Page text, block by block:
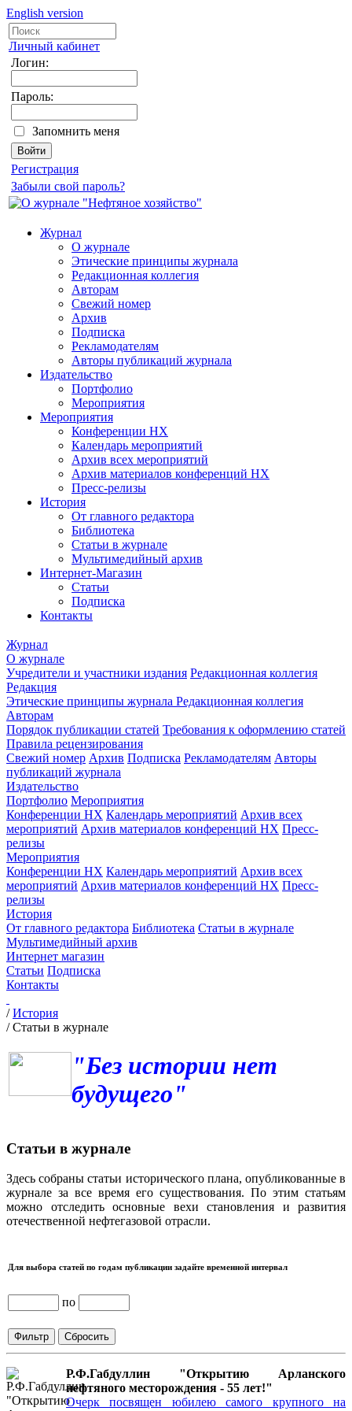
English version
Личный кабинет
Логин:
Пароль:
Запомнить меня
Регистрация
Забыли свой пароль?
Журнал
О журнале
Этические принципы журнала
Редакционная коллегия
Авторам
Свежий номер
Архив
Подписка
Рекламодателям
Авторы публикаций журнала
Издательство
Портфолио
Мероприятия
Мероприятия
Конференции НХ
Календарь мероприятий
Архив всех мероприятий
Архив материалов конференций НХ
Пресс-релизы
История
От главного редактора
Библиотека
Статьи в журнале
Мультимедийный архив
Интернет-Магазин
Статьи
Подписка
Контакты
Журнал
О журнале
Учредители и участники издания Редакционная коллегия
Редакция
Этические принципы журнала Редакционная коллегия
Авторам
Порядок публикации статей Требования к оформлению статей
Правила рецензирования
Свежий номер Архив Подписка Рекламодателям Авторы
публикаций журнала
Издательство
Портфолио Мероприятия
Конференции НХ Календарь мероприятий Архив всех
мероприятий Архив материалов конференций НХ Пресс-
релизы
Мероприятия
Конференции НХ Календарь мероприятий Архив всех
мероприятий Архив материалов конференций НХ Пресс-
релизы
История
От главного редактора Библиотека Статьи в журнале
Мультимедийный архив
Интернет магазин
Статьи Подписка
Контакты
/История
/Статьи в журнале
"Без истории нет
будущего"
Статьи в журнале
Здесь собраны статьи исторического плана, опубликованные в
журнале за все время его существования. По этим статьям
можно отследить основные вехи становления и развития
отечественной нефтегазовой отрасли.
Для выбора статей по годам публикации задайте временной интервал
по
Р.Ф.Габдуллин "Открытию Арланского
нефтяного месторождения - 55 лет!"
Очерк посвящен юбилею самого крупного на